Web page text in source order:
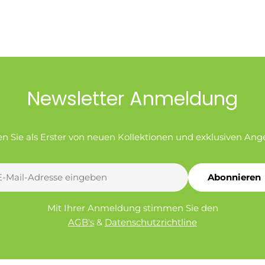
Newsletter Anmeldung
Sie als Erster von neuen Kollektionen und exklusiven
Abonnieren
Mit Ihrer Anmeldung stimmen Sie den
AGB's & Datenschutzrichtline